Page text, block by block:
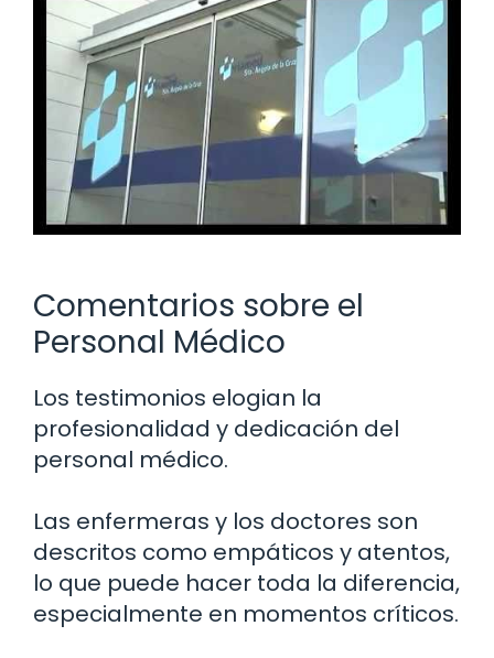
Comentarios sobre el
Personal Médico
Los testimonios elogian la
profesionalidad y dedicación del
personal médico.
Las enfermeras y los doctores son
descritos como empáticos y atentos,
lo que puede hacer toda la diferencia,
especialmente en momentos críticos.